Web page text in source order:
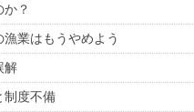
？
業はもうやめよう
解
制度不備